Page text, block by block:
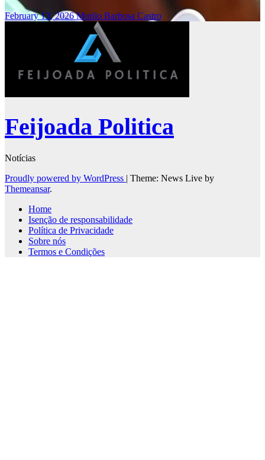
February 13, 2026Murilo Barbosa Castro
Feijoada Politica
Notícias
Proudly powered by WordPress | Theme: News Live by
Themeansar.
Home
Isenção de responsabilidade
Política de Privacidade
Sobre nós
Termos e Condições